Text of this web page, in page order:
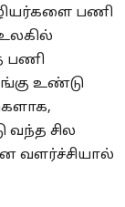
பணி
பணி
உண்டு
வந்த சில
வளர்ச்சியால்